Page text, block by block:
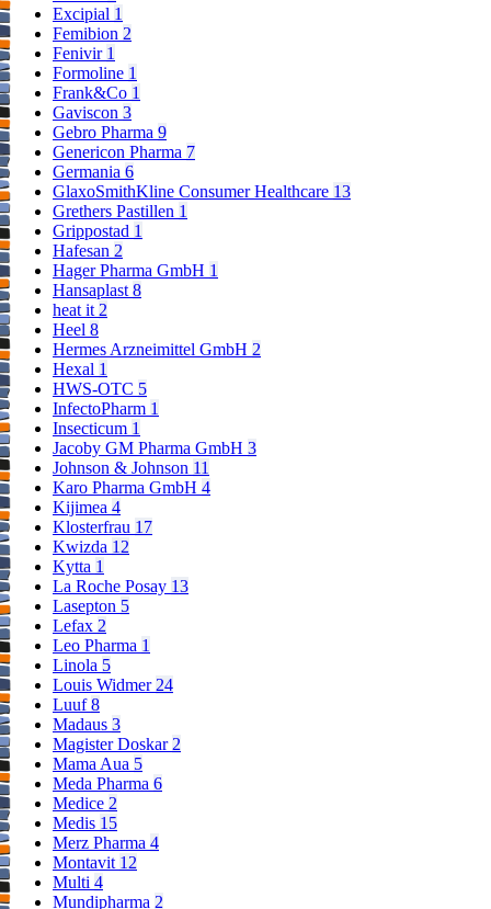
Excipial 1
Femibion 2
Fenivir 1
Formoline 1
Frank&Co 1
Gaviscon 3
Gebro Pharma 9
Genericon Pharma 7
Germania 6
GlaxoSmithKline Consumer Healthcare 13
Grethers Pastillen 1
Grippostad 1
Hafesan 2
Hager Pharma GmbH 1
Hansaplast8
heat it2
Heel 8
Hermes Arzneimittel GmbH 2
Hexal 1
HWS-OTC 5
InfectoPharm 1
Insecticum 1
Jacoby GM Pharma GmbH 3
Johnson & Johnson 11
Karo Pharma GmbH 4
Kijimea 4
Klosterfrau 17
Kwizda 12
Kytta 1
La Roche Posay 13
Lasepton 5
Lefax 2
Leo Pharma 1
Linola 5
Louis Widmer24
Luuf8
Madaus 3
Magister Doskar2
Mama Aua 5
Meda Pharma 6
Medice 2
Medis 15
Merz Pharma 4
Montavit 12
Multi 4
Mundipharma 2